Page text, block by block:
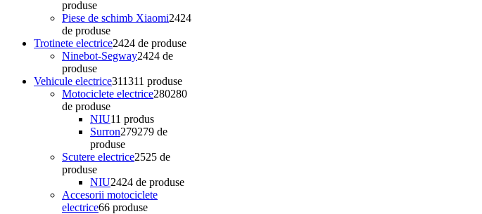
produse
Piese de schimb Xiaomi2424
de produse
Trotinete electrice2424 de produse
Ninebot-Segway2424 de
produse
Vehicule electrice311311 produse
Motociclete electrice280280
de produse
NIU11 produs
Surron279279 de
produse
Scutere electrice2525 de
produse
NIU2424 de produse
Accesorii motociclete
electrice66 produse